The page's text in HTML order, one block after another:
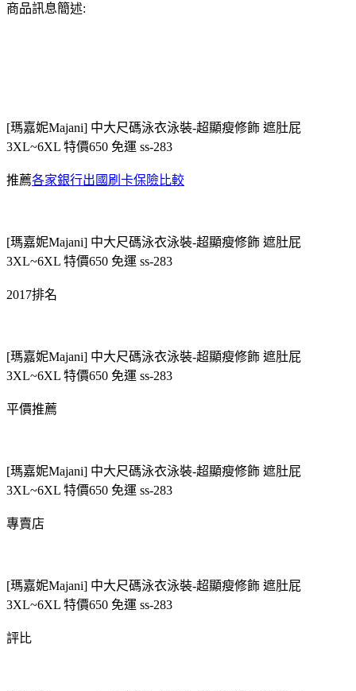
商品訊息簡述:
[瑪嘉妮Majani] 中大尺碼泳衣泳裝-超顯瘦修飾 遮肚屁
3XL~6XL 特價650 免運 ss-283
推薦各家銀行出國刷卡保險比較
[瑪嘉妮Majani] 中大尺碼泳衣泳裝-超顯瘦修飾 遮肚屁
3XL~6XL 特價650 免運 ss-283
2017排名
[瑪嘉妮Majani] 中大尺碼泳衣泳裝-超顯瘦修飾 遮肚屁
3XL~6XL 特價650 免運 ss-283
平價推薦
[瑪嘉妮Majani] 中大尺碼泳衣泳裝-超顯瘦修飾 遮肚屁
3XL~6XL 特價650 免運 ss-283
專賣店
[瑪嘉妮Majani] 中大尺碼泳衣泳裝-超顯瘦修飾 遮肚屁
3XL~6XL 特價650 免運 ss-283
評比